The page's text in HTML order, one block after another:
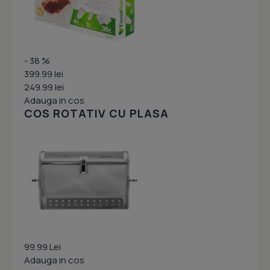
- 38 %
399.99 lei
249.99 lei
Adauga in cos
COS ROTATIV CU PLASA
99.99 Lei
Adauga in cos